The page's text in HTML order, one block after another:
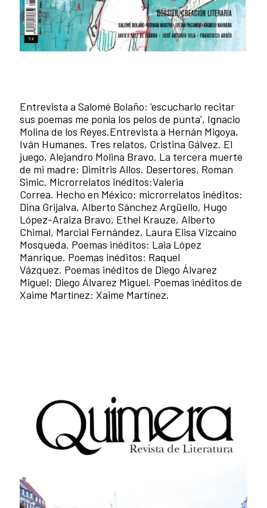
Entrevista a Salomé Bolaño: 'escucharlo recitar
sus poemas me ponía los pelos de punta', Ignacio
Molina de los Reyes.Entrevista a Hernán Migoya,
Iván Humanes. Tres relatos, Cristina Gálvez. El
juego, Alejandro Molina Bravo. La tercera muerte
de mi madre: Dimitris Allos. Desertores, Roman
Simic. Microrrelatos inéditos:Valeria
Correa. Hecho en México: microrrelatos inéditos:
Dina Grijalva, Alberto Sánchez Argüello, Hugo
López-Araiza Bravo, Ethel Krauze, Alberto
Chimal, Marcial Fernández, Laura Elisa Vizcaíno
Mosqueda. Poemas inéditos: Laia López
Manrique. Poemas inéditos: Raquel
Vázquez. Poemas inéditos de Diego Álvarez
Miguel: Diego Álvarez Miguel. Poemas inéditos de
Xaime Martínez: Xaime Martínez.